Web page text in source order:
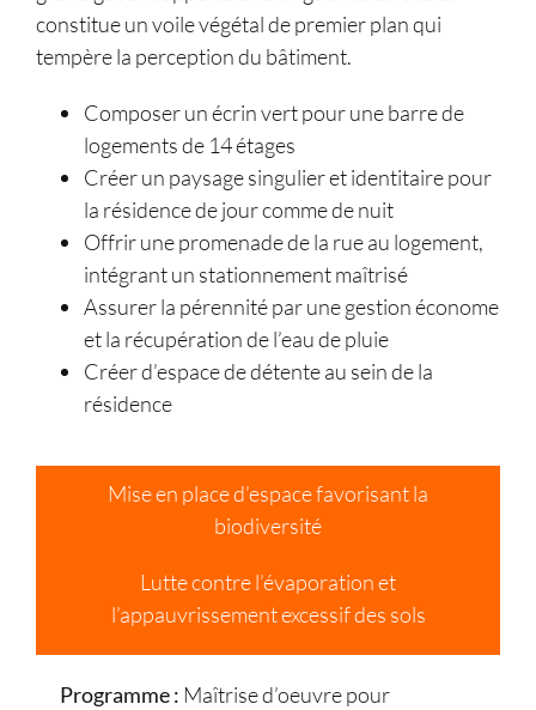
constitue un voile végétal de premier plan qui
tempère la perception du bâtiment.
Composer un écrin vert pour une barre de
logements de 14 étages
Créer un paysage singulier et identitaire pour
la résidence de jour comme de nuit
Offrir une promenade de la rue au logement,
intégrant un stationnement maîtrisé
Assurer la pérennité par une gestion économe
et la récupération de l’eau de pluie
Créer d’espace de détente au sein de la
résidence
Mise en place d’espace favorisant la
biodiversité
Lutte contre l’évaporation et
l’appauvrissement excessif des sols
Programme : Maîtrise d’oeuvre pour